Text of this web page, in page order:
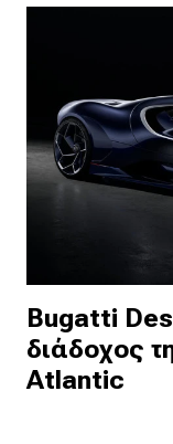
Bugatti
διάδοχος
Atlantic